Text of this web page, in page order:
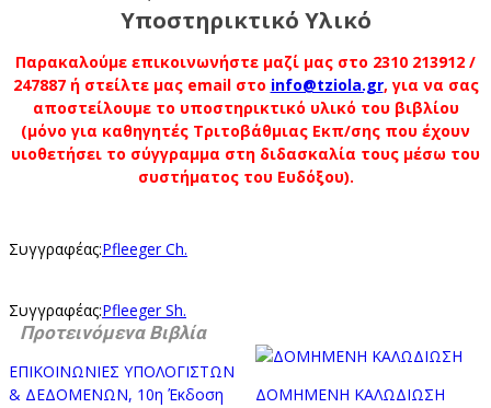
Υποστηρικτικό Υλικό
Παρακαλούμε επικοινωνήστε μαζί μας στο 2310 213912 /
247887 ή στείλτε μας email στο info@tziola.gr, για να σας
αποστείλουμε το υποστηρικτικό υλικό του βιβλίου
(μόνο για καθηγητές Τριτοβάθμιας Εκπ/σης που έχουν
υιοθετήσει το σύγγραμμα στη διδασκαλία τους μέσω του
συστήματος του Ευδόξου).
Συγγραφέας:Pfleeger Ch.
Συγγραφέας:Pfleeger Sh.
Προτεινόμενα Βιβλία
ΕΠΙΚΟΙΝΩΝΙΕΣ ΥΠΟΛΟΓΙΣΤΩΝ
& ΔΕΔΟΜΕΝΩΝ, 10η Έκδοση
ΔΟΜΗΜΕΝΗ ΚΑΛΩΔΙΩΣΗ